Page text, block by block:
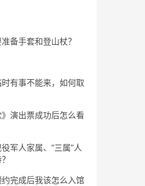
备手套和登山杖？
有事不能来，如何取
演出票成功后怎么看
军人家属、“三属”人
完成后我该怎么入馆